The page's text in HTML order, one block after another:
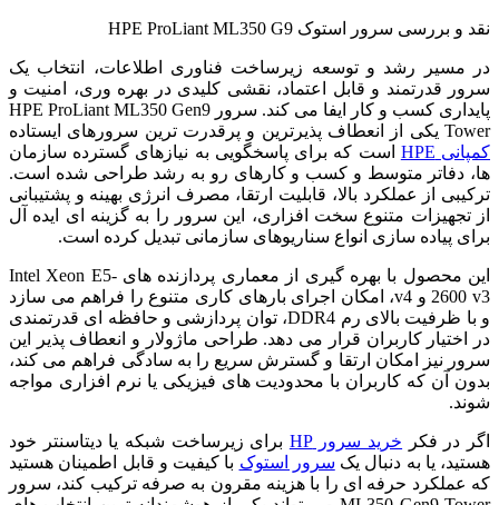
نقد و بررسی سرور استوک HPE ProLiant ML350 G9
در مسیر رشد و توسعه زیرساخت فناوری اطلاعات، انتخاب یک
سرور قدرتمند و قابل اعتماد، نقشی کلیدی در بهره وری، امنیت و
پایداری کسب و کار ایفا می کند. سرور HPE ProLiant ML350 Gen9
Tower یکی از انعطاف پذیرترین و پرقدرت ترین سرورهای ایستاده
کمپانی HPE
است که برای پاسخگویی به نیازهای گسترده سازمان
ها، دفاتر متوسط و کسب و کارهای رو به رشد طراحی شده است.
ترکیبی از عملکرد بالا، قابلیت ارتقا، مصرف انرژی بهینه و پشتیبانی
از تجهیزات متنوع سخت افزاری، این سرور را به گزینه ای ایده آل
برای پیاده سازی انواع سناریوهای سازمانی تبدیل کرده است.
این محصول با بهره گیری از معماری پردازنده های Intel Xeon E5-
2600 v3 و v4، امکان اجرای بارهای کاری متنوع را فراهم می سازد
و با ظرفیت بالای رم DDR4، توان پردازشی و حافظه ای قدرتمندی
در اختیار کاربران قرار می دهد. طراحی ماژولار و انعطاف پذیر این
سرور نیز امکان ارتقا و گسترش سریع را به سادگی فراهم می کند،
بدون آن که کاربران با محدودیت های فیزیکی یا نرم افزاری مواجه
شوند.
اگر در فکر خرید سرور HP
برای زیرساخت شبکه یا دیتاسنتر خود
هستید، یا به دنبال یک سرور استوک با کیفیت و قابل اطمینان هستید
که عملکرد حرفه ای را با هزینه مقرون به صرفه ترکیب کند، سرور